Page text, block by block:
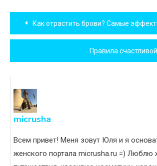
Навигация
по
записям
Как отрастить брови? Самые
Правила
micrusha
Всем привет! Меня зовут Юля и я
женского портала micrusha.ru =) Люблю